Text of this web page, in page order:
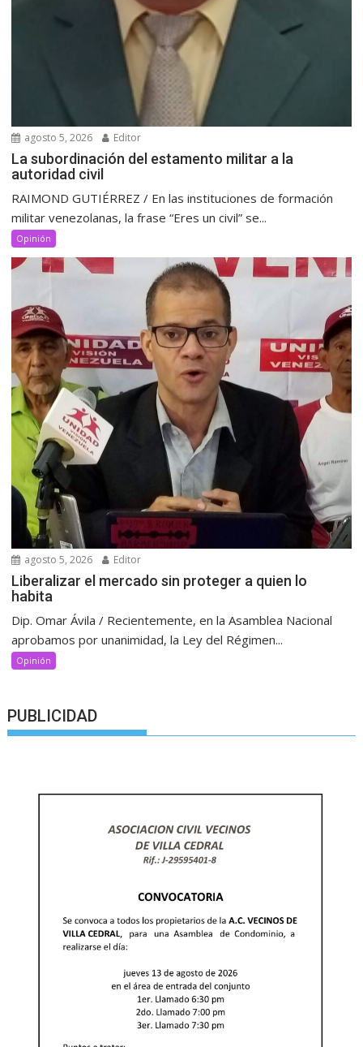
agosto 5, 2026 Editor
La subordinación del estamento militar a la
autoridad civil
RAIMOND GUTIÉRREZ / En las instituciones de formación
militar venezolanas, la frase “Eres un civil” se...
Opinión
agosto 5, 2026 Editor
Liberalizar el mercado sin proteger a quien lo
habita
Dip. Omar Ávila / Recientemente, en la Asamblea Nacional
aprobamos por unanimidad, la Ley del Régimen...
Opinión
PUBLICIDAD